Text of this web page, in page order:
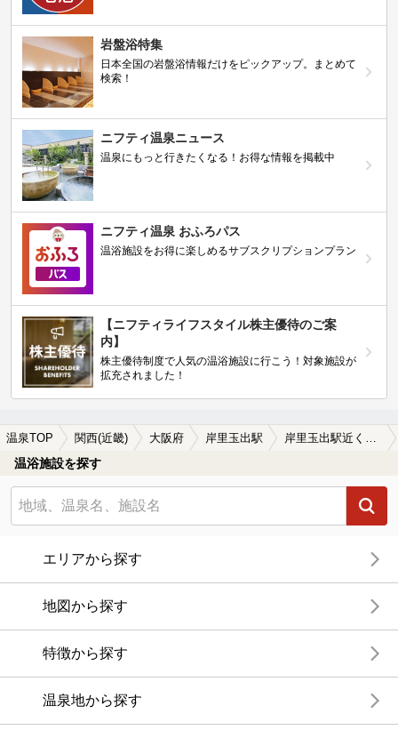
岩盤浴特集
日本全国の岩盤浴情報だけをピックアップ。まとめて
検索！
ニフティ温泉ニュース
温泉にもっと行きたくなる！お得な情報を掲載中
ニフティ温泉 おふろパス
温浴施設をお得に楽しめるサブスクリプションプラン
【ニフティライフスタイル株主優待のご案
内】
株主優待制度で人気の温浴施設に行こう！対象施設が
拡充されました！
温泉TOP 関西(近畿) 大阪府 岸里玉出駅
温浴施設を探す
エリアから探す
地図から探す
特徴から探す
温泉地から探す